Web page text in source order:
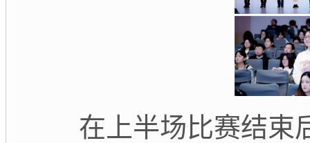
在上半场比赛结束